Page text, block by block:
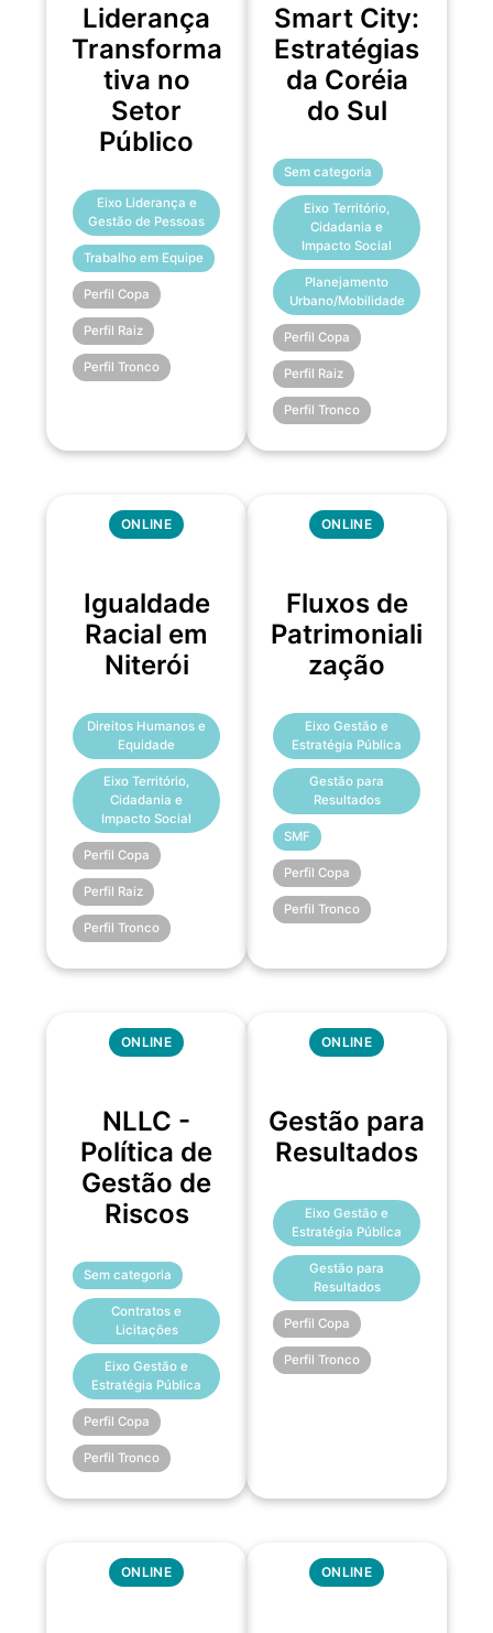
Liderança
Transforma
tiva no
Setor
Público
Eixo Liderança e
Gestão de Pessoas
Trabalho em Equipe
Perfil Copa
Perfil Raiz
Perfil Tronco
Smart City:
Estratégias
da Coréia
do Sul
Sem categoria
Eixo Território,
Cidadania e
Impacto Social
Planejamento
Urbano/Mobilidade
Perfil Copa
Perfil Raiz
Perfil Tronco
ONLINE
Igualdade
Racial em
Niterói
Direitos Humanos e
Equidade
Eixo Território,
Cidadania e
Impacto Social
Perfil Copa
Perfil Raiz
Perfil Tronco
ONLINE
Fluxos de
Patrimoniali
zação
Eixo Gestão e
Estratégia Pública
Gestão para
Resultados
SMF
Perfil Copa
Perfil Tronco
ONLINE
NLLC -
Política de
Gestão de
Riscos
Sem categoria
Contratos e
Licitações
Eixo Gestão e
Estratégia Pública
Perfil Copa
Perfil Tronco
ONLINE
Gestão para
Resultados
Eixo Gestão e
Estratégia Pública
Gestão para
Resultados
Perfil Copa
Perfil Tronco
ONLINE ONLINE